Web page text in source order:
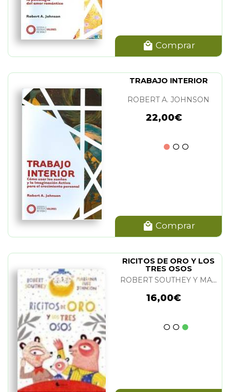
Comprar
TRABAJO INTERIOR
ROBERT A. JOHNSON
22,00€
Comprar
RICITOS DE ORO Y LOS
TRES OSOS
ROBERT SOUTHEY Y MARIANA RUIZ JOHNSON
16,00€